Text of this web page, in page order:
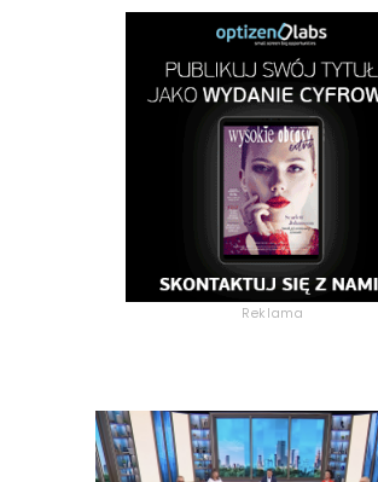
Reklama